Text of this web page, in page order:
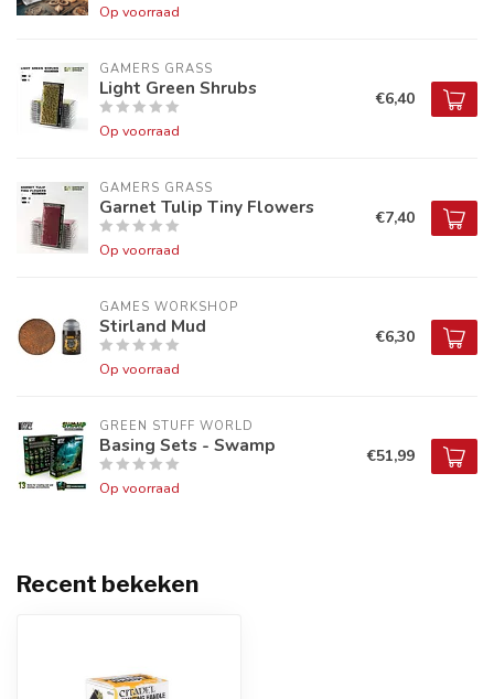
Op voorraad
GAMERS GRASS
Light Green Shrubs
Op voorraad
€6,40
GAMERS GRASS
Garnet Tulip Tiny Flowers
Op voorraad
€7,40
GAMES WORKSHOP
Stirland Mud
Op voorraad
€6,30
GREEN STUFF WORLD
Basing Sets - Swamp
Op voorraad
€51,99
Recent bekeken